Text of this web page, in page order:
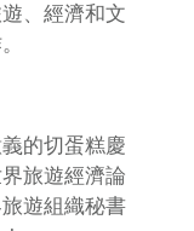
、經濟和文
的切蛋糕慶
旅遊經濟論
遊組織秘書